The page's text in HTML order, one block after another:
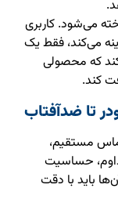
می‌شود. کاربری
می‌کند، فقط یک
که محصولی
کند.
تا ضدآفتاب
مستقیم،
حساسیت
باید با دقت